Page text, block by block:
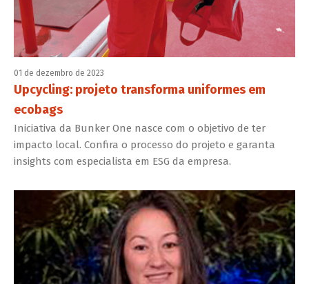
01 de dezembro de 2023
Upcycling: projeto transforma uniformes em
ecobags
Iniciativa da Bunker One nasce com o objetivo de ter
impacto local. Confira o processo do projeto e garanta
insights com especialista em ESG da empresa.